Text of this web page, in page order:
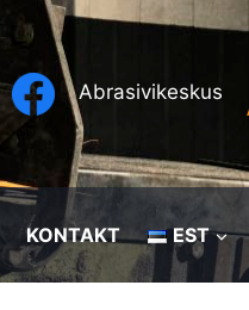
Abrasivikeskus
KONTAKT EST